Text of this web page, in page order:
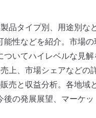
品タイプ別、用途別な
性などを紹介。市場
いてハイレベルな見解
上、市場シェアなどの
売と収益分析。各地域
の発展展望、マーケ